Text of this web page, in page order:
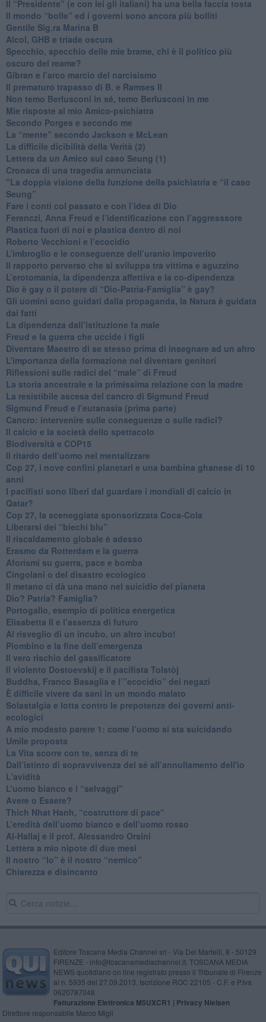
​Il “Presidente” (e con lei gli italiani) ha una bella faccia tosta
​Il mondo “bolle” ed i governi sono ancora più bolliti
​Gentile Sig.ra Marina B
​Alcol, GHB e triade oscura
​Specchio, specchio delle mie brame, chi è il politico più
oscuro del reame?
​Gibran e l’arco marcio del narcisismo
​Il prematuro trapasso di B. e Ramses II
​Non temo Berlusconi in sé, temo Berlusconi in me
​Mie risposte al mio Amico-psichiatra
​Secondo Porges e secondo me
​La “mente” secondo Jackson e McLean
La difficile dicibilità della Verità (2)
​Lettera da un Amico sul caso Seung (1)
​Cronaca di una tragedia annunciata
"​La doppia visione della funzione della psichiatria e “il caso
Seung”
​Fare i conti col passato e con l’idea di Dio
​Ferenczi, Anna Freud e l’identificazione con l’aggresssore
Plastica fuori di noi e plastica dentro di noi
​Roberto Vecchioni e l’ecocidio
​L’imbroglio e le conseguenze dell’uranio impoverito
​Il rapporto perverso che si sviluppa tra vittima e aguzzino
L’erotomania, la dipendenza affettiva e la co-dipendenza
​Dio è gay o il potere di “Dio-Patria-Famiglia” è gay?
​Gli uomini sono guidati dalla propaganda, la Natura è guidata
dai fatti
La dipendenza dall’istituzione fa male
​Freud e la guerra che uccide i figli
​Diventare Maestro di se stesso prima di insegnare ad un altro
L’importanza della formazione nel diventare genitori
Riflessioni sulle radici del “male” di Freud
​La storia ancestrale e la primissima relazione con la madre
​La resistibile ascesa del cancro di Sigmund Freud
Sigmund Freud e l’eutanasia (prima parte)
Cancro: intervenire sulle conseguenze o sulle radici?
​Il calcio e la società dello spettacolo
Biodiversità e COP15
​Il ritardo dell’uomo nel mentalizzare
​Cop 27, i nove confini planetari e una bambina ghanese di 10
anni
​I pacifisti sono liberi dal guardare i mondiali di calcio in
Qatar?
​Cop 27, la sceneggiata sponsorizzata Coca-Cola
​Liberarsi dei “biechi blu”
Il riscaldamento globale è adesso
​Erasmo da Rotterdam e la guerra
​Aforismi su guerra, pace e bomba
Cingolani o del disastro ecologico
​Il metano ci dà una mano nel suicidio del pianeta
​Dio? Patria? Famiglia?
Portogallo, esempio di politica energetica
​Elisabetta II e l’assenza di futuro
Al risveglio di un incubo, un altro incubo!
​Piombino e la fine dell’emergenza
​Il vero rischio del gassificatore
​Il violento Dostoevskij e il pacifista Tolstòj
​Buddha, Franco Basaglia e l’”ecocidio” dei negazi
​È difficile vivere da sani in un mondo malato
Solastalgia e lotta contro le prepotenze dei governi anti-
ecologici
​A mio modesto parere 1: come l’uomo si sta suicidando
​Umile proposta
​La Vita scorre con te, senza di te
​Dall’istinto di sopravvivenza del sé all’annullamento dell'io
L'avidità
​L’uomo bianco e i “selvaggi”
​Avere o Essere?
​Thich Nhat Hanh, “costruttore di pace“
​L’eredità dell’uomo bianco e dell’uomo rosso
Al-Hallaj e il prof. Alessandro Orsini
​Lettera a mio nipote di due mesi
​Il nostro “Io” è il nostro “nemico”
​Chiarezza e disincanto
Editore Toscana Media Channel srl - Via Dei Martelli, 8 - 50129
FIRENZE - info@toscanamediachannel.it. TOSCANA MEDIA
NEWS quotidiano on line registrato presso il Tribunale di Firenze
al n. 5935 del 27.09.2013. Iscrizione ROC 22105 - C.F. e P.Iva
0620787048
Fatturazione Elettronica M5UXCR1 | Privacy Nielsen
Direttore responsabile Marco Migli